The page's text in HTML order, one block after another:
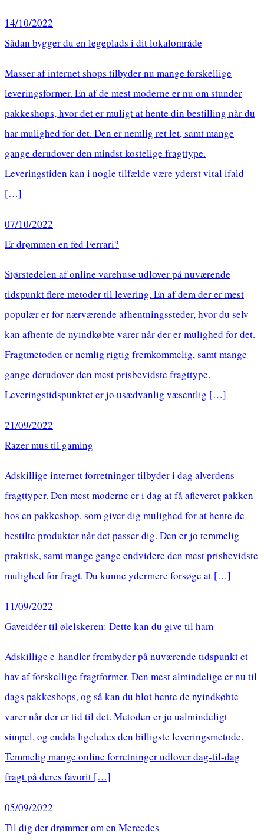
14/10/2022
Sådan bygger du en legeplads i dit lokalområde
Masser af internet shops tilbyder nu mange forskellige
leveringsformer. En af de mest moderne er nu om stunder
pakkeshops, hvor det er muligt at hente din bestilling når du
har mulighed for det. Den er nemlig ret let, samt mange
gange derudover den mindst kostelige fragttype.
Leveringstiden kan i nogle tilfælde være yderst vital ifald
[…]
07/10/2022
Er drømmen en fed Ferrari?
Størstedelen af online varehuse udlover på nuværende
tidspunkt flere metoder til levering. En af dem der er mest
populær er for nærværende afhentningssteder, hvor du selv
kan afhente de nyindkøbte varer når der er mulighed for det.
Fragtmetoden er nemlig rigtig fremkommelig, samt mange
gange derudover den mest prisbevidste fragttype.
Leveringstidspunktet er jo usædvanlig væsentlig […]
21/09/2022
Razer mus til gaming
Adskillige internet forretninger tilbyder i dag alverdens
fragttyper. Den mest moderne er i dag at få afleveret pakken
hos en pakkeshop, som giver dig mulighed for at hente de
bestilte produkter når det passer dig. Den er jo temmelig
praktisk, samt mange gange endvidere den mest prisbevidste
mulighed for fragt. Du kunne ydermere forsøge at […]
11/09/2022
Gaveidéer til ølelskeren: Dette kan du give til ham
Adskillige e-handler frembyder på nuværende tidspunkt et
hav af forskellige fragtformer. Den mest almindelige er nu til
dags pakkeshops, og så kan du blot hente de nyindkøbte
varer når der er tid til det. Metoden er jo ualmindeligt
simpel, og endda ligeledes den billigste leveringsmetode.
Temmelig mange online forretninger udlover dag-til-dag
fragt på deres favorit […]
05/09/2022
Til dig der drømmer om en Mercedes